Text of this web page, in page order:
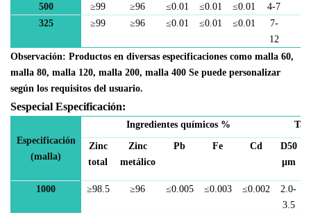
500 ≥99 ≥96 ≤0.01 ≤0.01 ≤0.01 4-7
325
≥99 ≥96 ≤0.01 ≤0.01 ≤0.01
7-
12
Observación: Productos en diversas especificaciones como malla 60,
malla 80, malla 120, malla 200, malla 400 Se puede personalizar
según los requisitos del usuario.
Sespecial Especificación:
Especificación
(malla)
Ingredientes químicos %
Zinc
total
Zinc
metálico
Pb Fe Cd
D50
μm
1000 ≥98.5 ≥96 ≤0.005 ≤0.003 ≤0.002
2.0-
3.5